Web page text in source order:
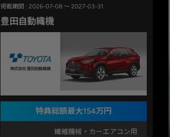
掲載期間 : 2026-07-08 ～ 2027-03-31
豊田自動織機
特典総額最大154万円
繊維機械・カーエアコン用